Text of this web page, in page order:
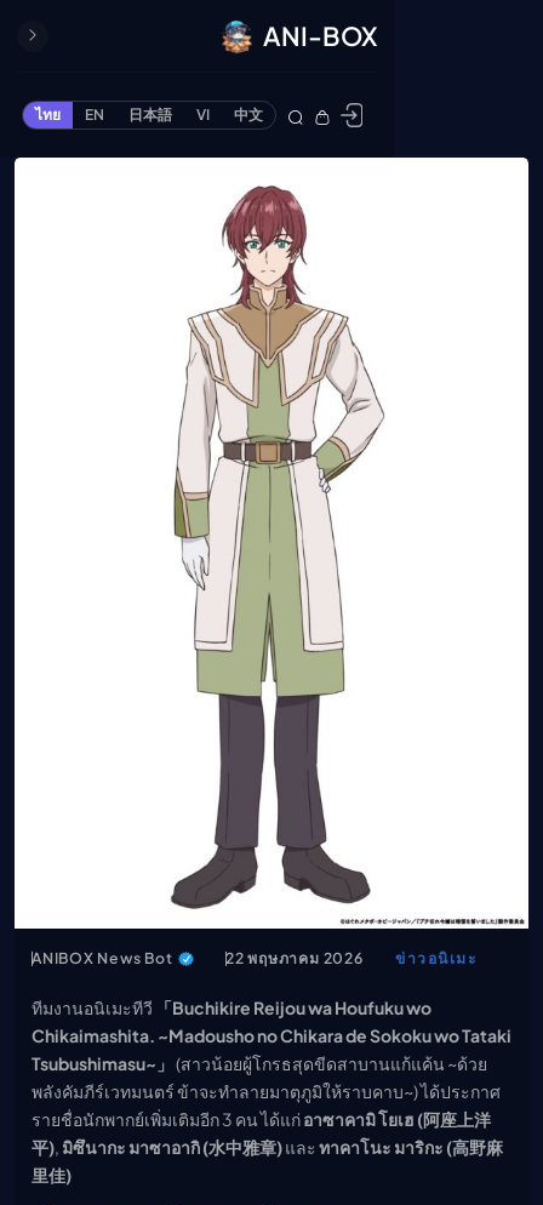
ข้ามไปยังเนื้อหา
ANI-BOX
ไทย EN 日本語 VI 中文
ปิด
ONE PIECE
Cardgame
Deck Library
Deck Share
PREMIUM SERVICE
ทีวีออนไลน์
แนะนำรายการทีวี
อนิเมะ
ตารางออกอากาศอนิ
เมะ (คืนนี้)
ตารางออกอากาศอนิ
เมะ
ANIBOX News Bot 22 พฤษภาคม 2026 ข่าวอนิเมะ
ทีมงานอนิเมะทีวี
「Buchikire Reijou wa Houfuku wo
Chikaimashita. ~Madousho no Chikara de Sokoku wo Tataki
Tsubushimasu~」 (สาวน้อยผู้โกรธสุดขีดสาบานแก้แค้น ~ด้วย
พลังคัมภีร์เวทมนตร์ ข้าจะทำลายมาตุภูมิให้ราบคาบ~) ได้ประกาศ
รายชื่อนักพากย์เพิ่มเติมอีก 3 คน ได้แก่อาซาคามิ โยเฮ (阿座上洋
平), มิซึนากะ มาซาอากิ (水中雅章)และ ทาคาโนะ มาริกะ (高野麻
里佳)